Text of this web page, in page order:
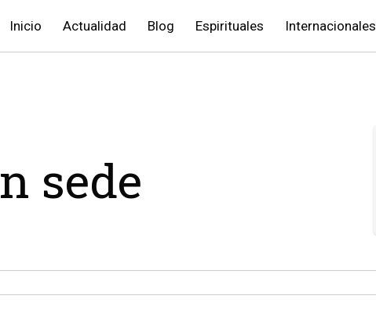
Inicio Actualidad Blog Espirituales Internacionales
sede